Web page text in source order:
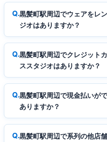
黒髪町駅周辺でウェアをレ
ジオはありますか？
黒髪町駅周辺でクレジット
ススタジオはありますか？
黒髪町駅周辺で現金払いが
ありますか？
黒髪町駅周辺で系列の他店